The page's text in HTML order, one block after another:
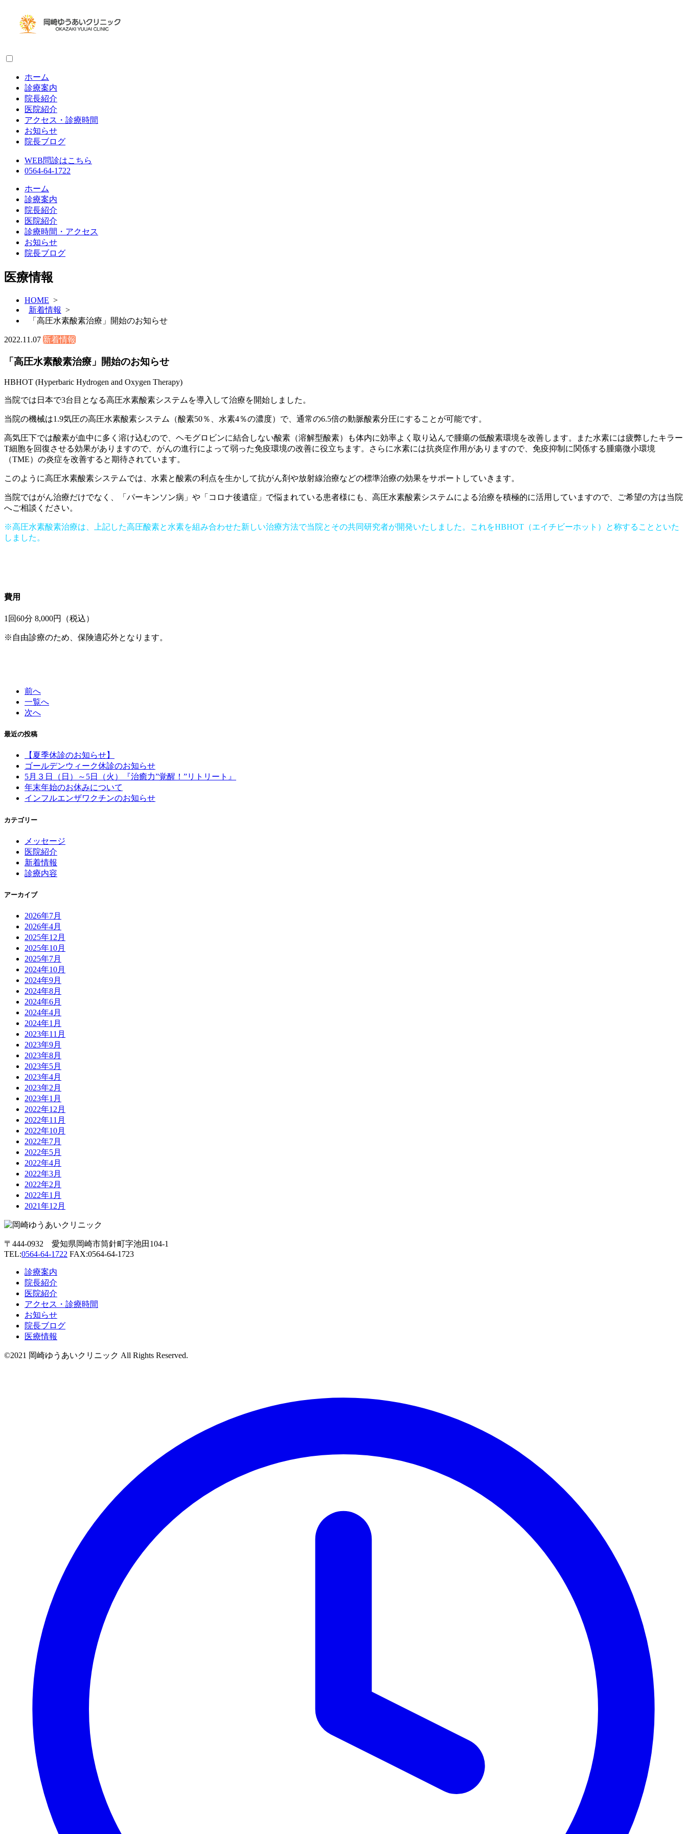
ホーム
診療案内
院長紹介
医院紹介
アクセス・診療時間
お知らせ
院長ブログ
WEB問診はこちら
0564-64-1722
ホーム
診療案内
院長紹介
医院紹介
診療時間・アクセス
お知らせ
院長ブログ
医療情報
HOME >
新着情報 >
「高圧水素酸素治療」開始のお知らせ
2022.11.07 新着情報
「高圧水素酸素治療」開始のお知らせ
HBHOT (Hyperbaric Hydrogen and Oxygen Therapy)
当院では日本で3台目となる高圧水素酸素システムを導入して治療を開始しました。
当院の機械は1.9気圧の高圧水素酸素システム（酸素50％、水素4％の濃度）で、 通常の6.5倍の動脈酸素分圧にすることが可能です。
高気圧下では酸素が血中に多く溶け込むので、ヘモグロビンに結合しない酸素（溶解型酸素）も体内に効率よく取り込んで腫瘍の低酸素環境を改善します。また水素には疲弊したキラー
T細胞を回復させる効果がありますので、がんの進行によって弱った免疫環境の改善に役立ちます。さらに水素には抗炎症作用がありますので、免疫抑制に関係する腫瘍微小環境
（TME）の炎症を改善すると期待されています。
このように高圧水素酸素システムでは、水素と酸素の利点を生かして抗がん剤や放射線治療などの標準治療の効果をサポートしていきます。
当院ではがん治療だけでなく、「パーキンソン病」や「コロナ後遺症」で悩まれている患者様にも、高圧水素酸素システムによる治療を積極的に活用していますので、ご希望の方は当院
へご相談ください。
※高圧水素酸素治療は、 上記した高圧酸素と水素を組み合わせた新しい治療方法で当院とその共同研究者が開発いたしました。これをHBHOT（エイチビーホット）と称することといた
しました。
費用
1回60分 8,000円（税込）
※自由診療のため、保険適応外となります。
前へ
一覧へ
次へ
最近の投稿
【夏季休診のお知らせ】
ゴールデンウィーク休診のお知らせ
5月３日（日）～5日（火）『治癒力”覚醒！”リトリート』
年末年始のお休みについて
インフルエンザワクチンのお知らせ
カテゴリー
メッセージ
医院紹介
新着情報
診療内容
アーカイブ
2026年7月
2026年4月
2025年12月
2025年10月
2025年7月
2024年10月
2024年9月
2024年8月
2024年6月
2024年4月
2024年1月
2023年11月
2023年9月
2023年8月
2023年5月
2023年4月
2023年2月
2023年1月
2022年12月
2022年11月
2022年10月
2022年7月
2022年5月
2022年4月
2022年3月
2022年2月
2022年1月
2021年12月
〒444-0932 愛知県岡崎市筒針町字池田104-1
TEL:0564-64-1722 FAX:0564-64-1723
診療案内
院長紹介
医院紹介
アクセス・診療時間
お知らせ
院長ブログ
医療情報
©2021 岡崎ゆうあいクリニック All Rights Reserved.